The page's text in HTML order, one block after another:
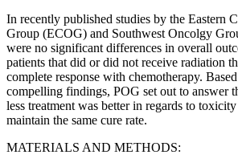
In recently published studies by the Eastern
Group (ECOG) and Southwest Oncolgy
were no significant differences in overall
patients that did or did not receive radiation
complete response with chemotherapy.
compelling findings, POG set out to answer
less treatment was better in regards to
maintain the same cure rate.
MATERIALS AND METHODS: